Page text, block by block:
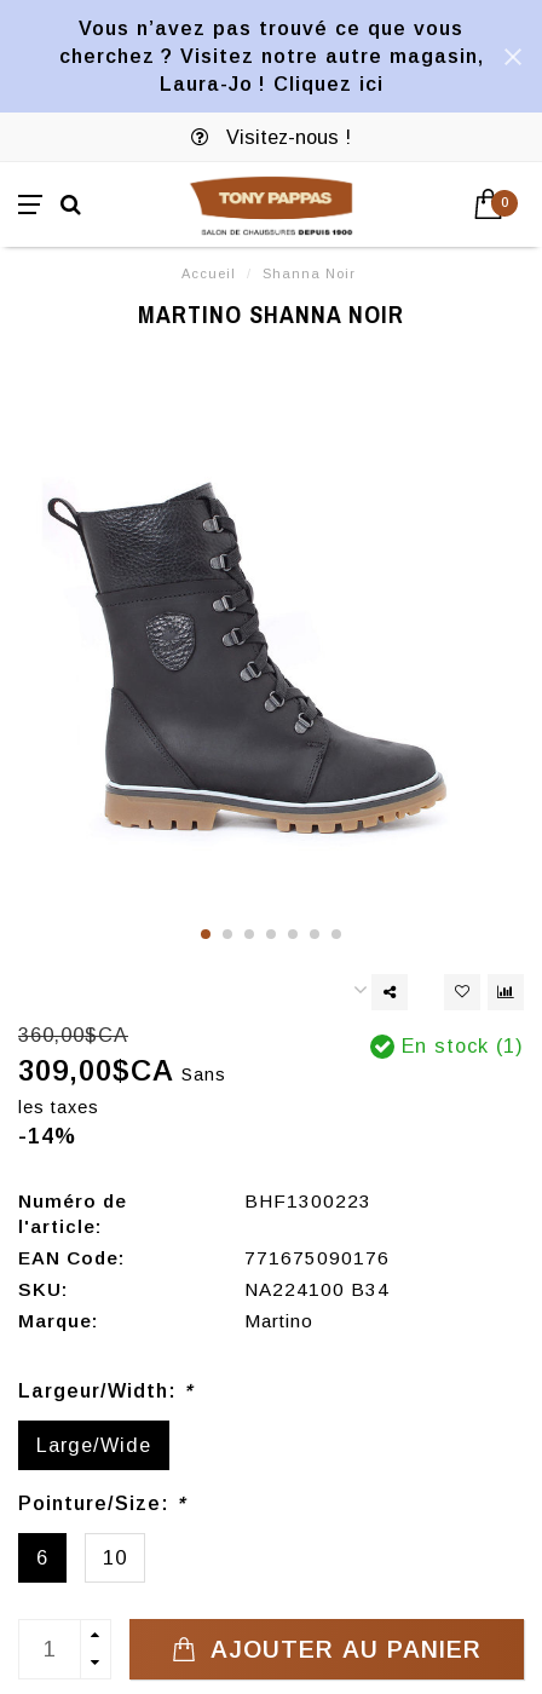
Vous n’avez pas trouvé ce que vous
cherchez ? Visitez notre autre magasin,
Laura-Jo ! Cliquez ici
Visitez-nous !
0
Accueil / Shanna Noir
MARTINO SHANNA NOIR
360,00$CA
309,00$CA Sans
les taxes
-14%
En stock (1)
Numéro de
l'article:
BHF1300223
EAN Code:
771675090176
SKU:
NA224100 B34
Marque:
Martino
Largeur/Width: *
Large/Wide
Pointure/Size: *
6 10
AJOUTER AU PANIER